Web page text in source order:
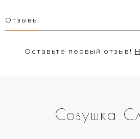
Отзывы
Оставьте первый отзыв!
Совушка